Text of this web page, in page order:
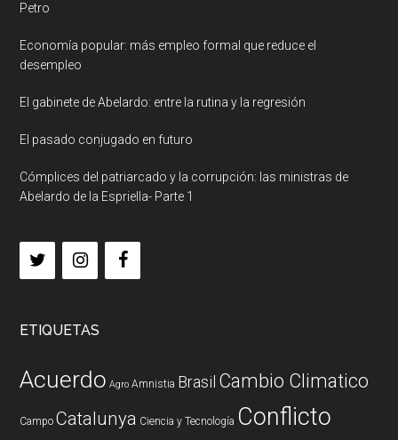
Petro
Economía popular: más empleo formal que reduce el
desempleo
El gabinete de Abelardo: entre la rutina y la regresión
El pasado conjugado en futuro
Cómplices del patriarcado y la corrupción: las ministras de
Abelardo de la Espriella- Parte 1
ETIQUETAS
Acuerdo Agro Amnistia Brasil Cambio Climatico
Campo Catalunya Ciencia y Tecnología Conflicto